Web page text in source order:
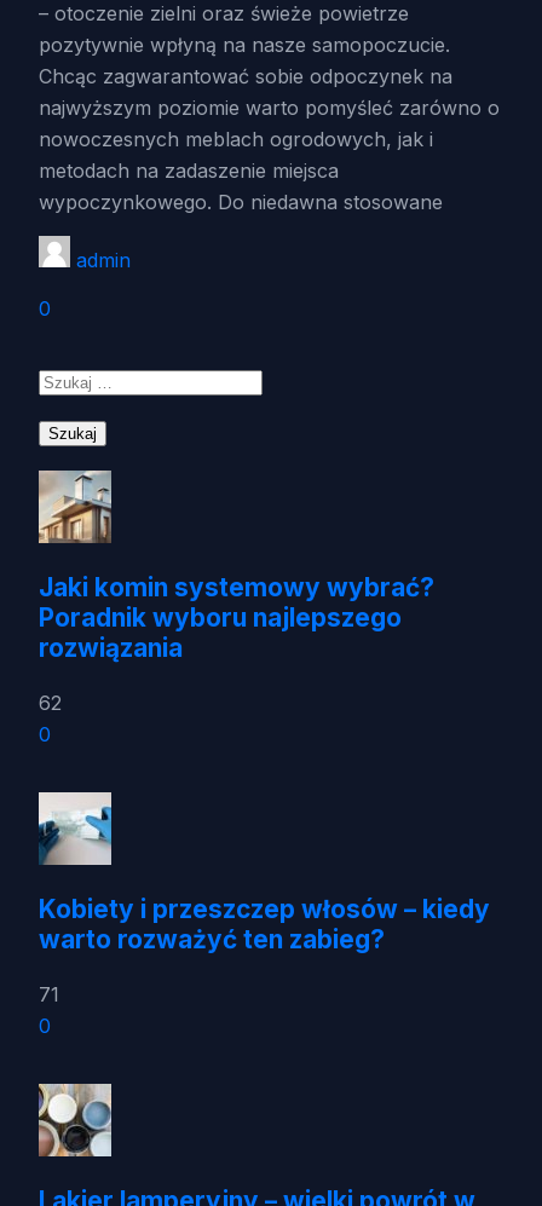
– otoczenie zielni oraz świeże powietrze
pozytywnie wpłyną na nasze samopoczucie.
Chcąc zagwarantować sobie odpoczynek na
najwyższym poziomie warto pomyśleć zarówno o
nowoczesnych meblach ogrodowych, jak i
metodach na zadaszenie miejsca
wypoczynkowego. Do niedawna stosowane
admin
0
Jaki komin systemowy wybrać?
Poradnik wyboru najlepszego
rozwiązania
62
0
Kobiety i przeszczep włosów – kiedy
warto rozważyć ten zabieg?
71
0